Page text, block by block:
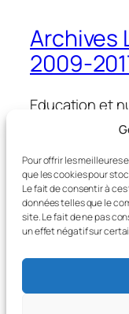
Pour offrir les meilleures
que les cookies pour
Le fait de consentir à
données telles que le
site. Le fait de ne pas
un effet négatif sur
Archives
2009-
Education et
et formation
Blog
À propos
FAQ